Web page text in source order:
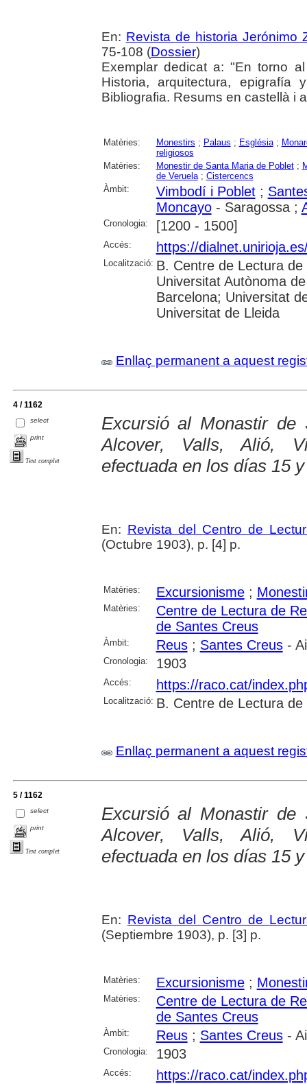
En: Revista de historia Jerónimo
75-108 (Dossier)
Exemplar dedicat a: "En torno
Historia, arquitectura,
Bibliografia. Resums en castellà i
Matèries: Monestirs ; Palaus ; Església;
religiosos
Matèries:
Monestir de Santa Maria de Poblet;
de Veruela; Cistercencs
Àmbit:
Vimbodí i Poblet;
Moncayo- Saragossa ;
Cronologia: [1200 - 1500]
Accés: https://
Localització: B. Centre de Lectura
Universitat Autònoma
Barcelona; Universitat
Universitat de Lleida
Enllaç permanent a aquest
4 / 1162
select
print
Text complet
Excursió al Monastir de
Alcover, Valls, Alió,
efectuada en los días 15
En: Revista del Centro de
(Octubre 1903), p. [4] p.
Matèries: Excursionisme;
Matèries:
Centre de Lectura de
de Santes Creus
Àmbit: Reus; Santes Creus-
Cronologia: 1903
Accés: https://raco.cat/
Localització: B. Centre de Lectura de
Enllaç permanent a aquest
5 / 1162
select
print
Text complet
Excursió al Monastir de
Alcover, Valls, Alió,
efectuada en los días 15
En: Revista del Centro de
(Septiembre 1903), p. [3] p.
Matèries: Excursionisme;
Matèries:
Centre de Lectura de
de Santes Creus
Àmbit: Reus; Santes Creus-
Cronologia: 1903
Accés: https://raco.cat/